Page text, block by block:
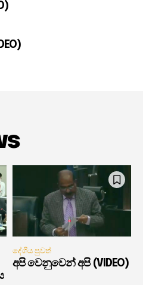
දේශීය පුවත්
අපි වෙනුවෙන් අපි (VIDEO)